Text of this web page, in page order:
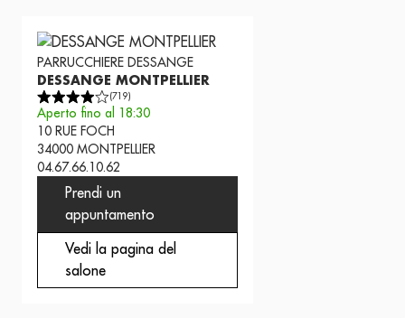
PARRUCCHIERE DESSANGE
DESSANGE MONTPELLIER
(719)
Aperto fino al 18:30
10 RUE FOCH
34000 MONTPELLIER
04.67.66.10.62
Prendi un
appuntamento
Vedi la pagina del
salone